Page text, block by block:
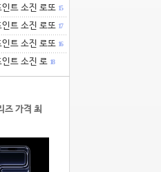
트 소진 로또 15
트 소진 로또 17
트 소진 로또 16
트 소진 로 18
즈 가격 최